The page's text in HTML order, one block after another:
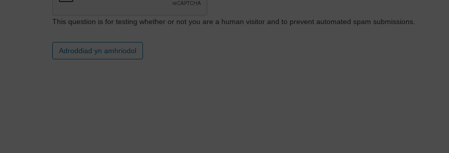
This question is for testing whether or not you are a human visitor and to prevent automated spam submissions.
Adroddiad yn amhriodol